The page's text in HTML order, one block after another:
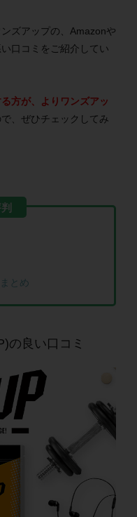
ズアップの、Amazonや
口コミをご紹介してい
方が、よりワンズアッ
、ぜひチェックしてみ
とめ
の良い口コミ